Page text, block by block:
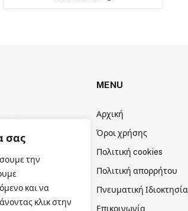
σας
την
και να
κλικ στην
MENU
Αρχική
Όροι χρήσης
Πολιτική cookies
Πολιτική απορρήτου
Πνευματική Ιδιοκτησία
Επικοινωνία